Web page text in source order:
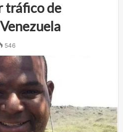
tráfico de
546